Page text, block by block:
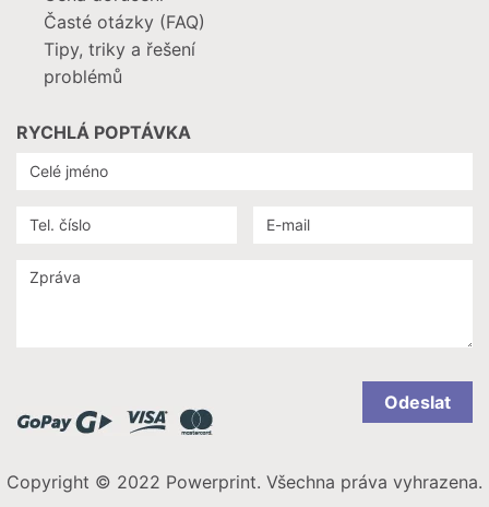
Časté otázky (FAQ)
Tipy, triky a řešení
problémů
RYCHLÁ POPTÁVKA
Odeslat
Copyright © 2022 Powerprint. Všechna práva vyhrazena.